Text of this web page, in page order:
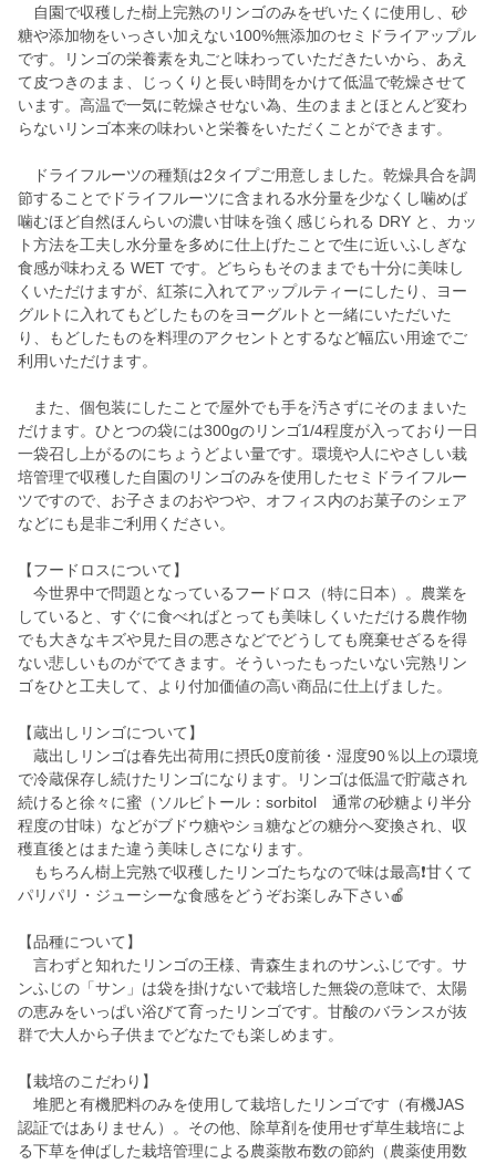
自園で収穫した樹上完熟のリンゴのみをぜいたくに使用し、砂
糖や添加物をいっさい加えない100%無添加のセミドライアップル
です。リンゴの栄養素を丸ごと味わっていただきたいから、あえ
て皮つきのまま、じっくりと長い時間をかけて低温で乾燥させて
います。高温で一気に乾燥させない為、生のままとほとんど変わ
らないリンゴ本来の味わいと栄養をいただくことができます。
ドライフルーツの種類は2タイプご用意しました。乾燥具合を調
節することでドライフルーツに含まれる水分量を少なくし噛めば
噛むほど自然ほんらいの濃い甘味を強く感じられる DRY と、カッ
ト方法を工夫し水分量を多めに仕上げたことで生に近いふしぎな
食感が味わえる WET です。どちらもそのままでも十分に美味し
くいただけますが、紅茶に入れてアップルティーにしたり、ヨー
グルトに入れてもどしたものをヨーグルトと一緒にいただいた
り、もどしたものを料理のアクセントとするなど幅広い用途でご
利用いただけます。
また、個包装にしたことで屋外でも手を汚さずにそのままいた
だけます。ひとつの袋には300gのリンゴ1/4程度が入っており一日
一袋召し上がるのにちょうどよい量です。環境や人にやさしい栽
培管理で収穫した自園のリンゴのみを使用したセミドライフルー
ツですので、お子さまのおやつや、オフィス内のお菓子のシェア
などにも是非ご利用ください。
【フードロスについて】
今世界中で問題となっているフードロス（特に日本）。農業を
していると、すぐに食べればとっても美味しくいただける農作物
でも大きなキズや見た目の悪さなどでどうしても廃棄せざるを得
ない悲しいものがでてきます。そういったもったいない完熟リン
ゴをひと工夫して、より付加価値の高い商品に仕上げました。
【蔵出しリンゴについて】
蔵出しリンゴは春先出荷用に摂氏0度前後・湿度90％以上の環境
で冷蔵保存し続けたリンゴになります。リンゴは低温で貯蔵され
続けると徐々に蜜（ソルビトール：sorbitol 通常の砂糖より半分
程度の甘味）などがブドウ糖やショ糖などの糖分へ変換され、収
穫直後とはまた違う美味しさになります。
もちろん樹上完熟で収穫したリンゴたちなので味は最高❗️甘くて
パリパリ・ジューシーな食感をどうぞお楽しみ下さい🍎
【品種について】
言わずと知れたリンゴの王様、青森生まれのサンふじです。サ
ンふじの「サン」は袋を掛けないで栽培した無袋の意味で、太陽
の恵みをいっぱい浴びて育ったリンゴです。甘酸のバランスが抜
群で大人から子供までどなたでも楽しめます。
【栽培のこだわり】
堆肥と有機肥料のみを使用して栽培したリンゴです（有機JAS
認証ではありません）。その他、除草剤を使用せず草生栽培によ
る下草を伸ばした栽培管理による農薬散布数の節約（農薬使用数